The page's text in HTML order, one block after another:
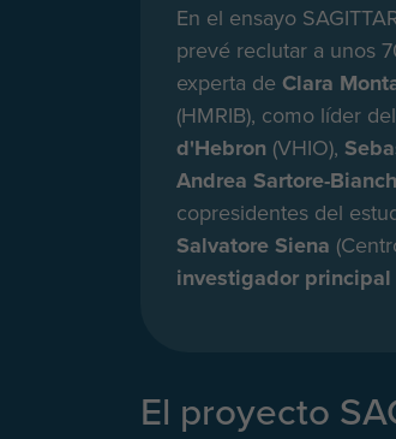
En el ensayo
prevé reclutar a unos
experta de Clara
(HMRIB), como líder
d'Hebron (VHIO),
Andrea Sartore-
copresidentes del
Salvatore Siena
investigador principal
El proyecto